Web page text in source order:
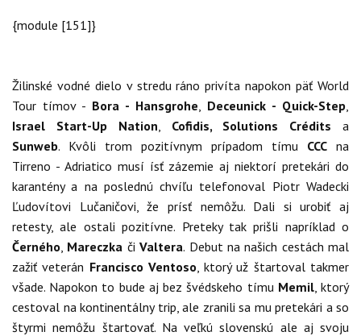
{module [151]}
Žilinské vodné dielo v stredu ráno privíta napokon päť World
Tour tímov - Bora - Hansgrohe, Deceunick - Quick-Step,
Israel Start-Up Nation, Cofidis, Solutions Crédits a
Sunweb. Kvôli trom pozitívnym prípadom tímu CCC na
Tirreno - Adriatico musí ísť zázemie aj niektorí pretekári do
karantény a na poslednú chvíľu telefonoval Piotr Wadecki
Ľudovítovi Lučaničovi, že prísť nemôžu. Dali si urobiť aj
retesty, ale ostali pozitívne. Preteky tak prišli napríklad o
Černého, Mareczka čiValtera. Debut na našich cestách mal
zažiť veterán Francisco Ventoso, ktorý už štartoval takmer
všade. Napokon to bude aj bez švédskeho tímu Memil, ktorý
cestoval na kontinentálny trip, ale zranili sa mu pretekári a so
štyrmi nemôžu štartovať. Na veľkú slovenskú ale aj svoju